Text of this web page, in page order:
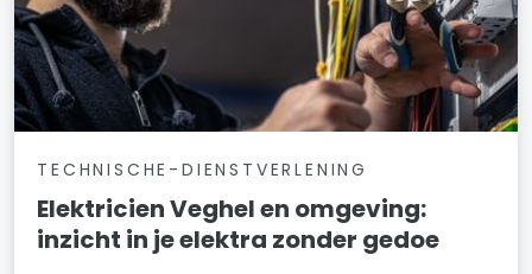
TECHNISCHE-DIENSTVERLENING
Elektricien Veghel en omgeving:
inzicht in je elektra zonder gedoe